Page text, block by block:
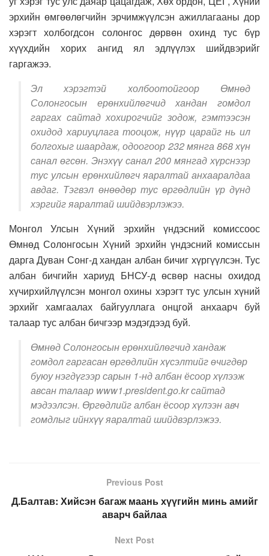
эрхийн өмгөөлөгчийн эрчимжүүлсэн ажиллагааны дор
хэрэгт холбогдсон солонгос дөрвөн охинд тус бүр
хүүхдийн хорих ангид ял эдлүүлэх шийдвэрийг
гаргажээ.
Эл хэрэгтэй холбоотойгоор Өмнөд
Солонгосын ерөнхийлөгчид хандан гомдол
гаргах сайтад хохирогчийг зодож, гэмтээсэн
охидод хариуцлага тооцож, нүүр царайг нь ил
болгохыг шаардаж, одоогоор 232 мянга 868 хүн
санал өгсөн. Энэхүү санал 200 мянгад хүрснээр
тус улсын ерөнхийлөгч яаралтай анхааралдаа
авдаг. Тэгвэл өнөөдөр тус өргөдлийн үр дүнд
хэргийг яаралтай шийдвэрлэжээ.
Монгол Улсын Хүний эрхийн үндэсний комиссоос
Өмнөд Солонгосын Хүний эрхийн үндэсний комиссын
дарга Дуван Сонг-д хандан албан бичиг хүргүүлсэн. Тус
албан бичгийн хариуд БНСУ-д өсвөр насны охидод
хүчирхийлүүлсэн монгол охины хэрэгт тус улсын хүний
эрхийг хамгаалах байгууллага онцгой анхаарч буй
талаар тус албан бичгээр мэдэгдээд буй.
Өмнөд Солонгосын ерөнхийлөгчид хандаж
гомдол гаргасан өргөдлийн хүсэлтийг өчигдөр
буюу нэгдүгээр сарын 1-нд албан ёсоор хүлээж
авсан талаар www1.president.go.kr сайтад
мэдээлсэн. Өргөдлийг албан ёсоор хүлээн авч
гомдлыг ийнхүү яаралтай шийдвэрлэжээ.
Previous Post
Д.Балтав: Хийсэн багаж маань хүүгийн минь амийг
аварч байлаа
Next Post